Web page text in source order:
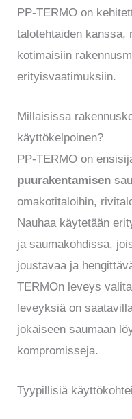
PP-TERMO on
talotehtaiden kanssa,
kotimaisiin
erityisvaatimuksiin.
Millaisissa
käyttökelpoinen?
PP-TERMO on
puurakentamisen
omakotitaloihin,
Nauhaa käytetään
ja saumakohdissa,
joustavaa ja
TERMOn leveys
leveyksiä on
jokaiseen saumaan
kompromisseja.
Tyypillisiä